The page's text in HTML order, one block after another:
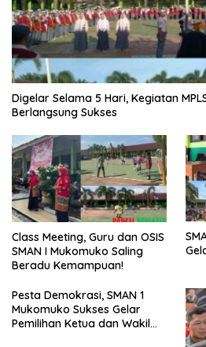
Digelar Selama 5 Hari, Kegiatan
Berlangsung Sukses
Class Meeting, Guru dan OSIS
SMAN I Mukomuko Saling
Beradu Kemampuan!
Pesta Demokrasi, SMAN 1
Mukomuko Sukses Gelar
Pemilihan Ketua dan Wakil